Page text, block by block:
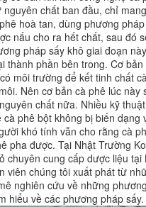
chất ban đầu, chỉ
hoà tan, dùng phương
nấu cho ra hết chất, sau đó
pháp sấy khô giai đoạn
thành phần bên trong. Cơ
môi trường để kết tinh chất
Nên cơ bản cà phê lúc này
chất nữa. Nhiều kỹ
phê bột không bị biến dạng
khó tính vẫn cho rằng cà
pha được. Tại Nhật Trường
chuyên cung cấp dược liệu tại
viên chúng tôi xuất phát từ
nghiên cứu về những
hiểu về các phương pháp sấy.